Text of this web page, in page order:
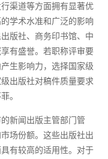
渠道等方面拥有显著优
学术水准和广泛的影响
版社、商务印书馆、中
有盛誉。若职称评审要
生影响力，选择国家级
出版社对稿件质量要求
。
新闻出版主管部门管
场份额。这些出版社出
有较高的适用性。对于